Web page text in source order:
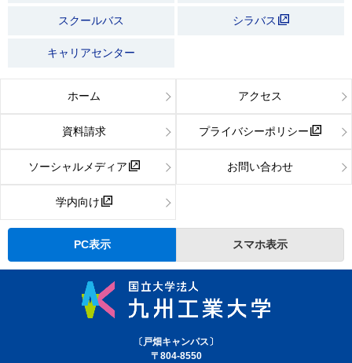
スクールバス シラバス
キャリアセンター
ホーム アクセス
資料請求 プライバシーポリシー
ソーシャルメディア お問い合わせ
学内向け
PC表示 スマホ表示
〔戸畑キャンパス〕
〒804-8550